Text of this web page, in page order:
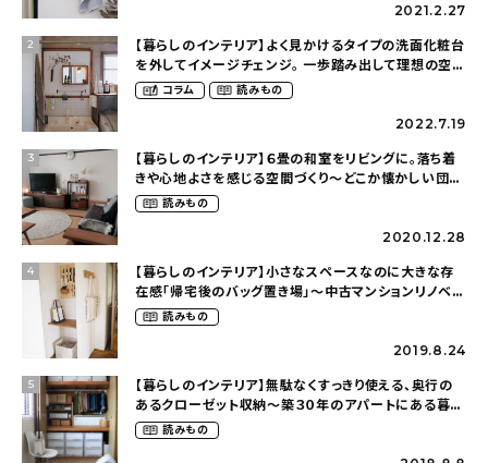
2021.2.27
2
【暮らしのインテリア】よく見かけるタイプの洗面化粧台
を外してイメージチェンジ。 一歩踏み出して理想の空間
へ〜築１２年の建売住宅をDIYする暮らし
（asasa0509さん）
コラム 読みもの
2022.7.19
3
【暮らしのインテリア】６畳の和室をリビングに。落ち着
きや心地よさを感じる空間づくり〜どこか懐かしい団地
暮らし（fumi4511さん）
読みもの
2020.12.28
4
【暮らしのインテリア】小さなスペースなのに大きな存
在感「帰宅後のバッグ置き場」～中古マンションリノベー
ションで叶えたコダワリの暮らし（cocoyuko___さ
ん）
読みもの
2019.8.24
5
【暮らしのインテリア】無駄なくすっきり使える、奥行の
あるクローゼット収納〜築３０年のアパートにある暮ら
し（mari_ppe_さん）
読みもの